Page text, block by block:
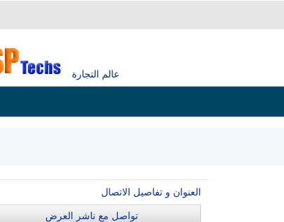
عالم التجارة
العنوان و تفاصيل الاتصال
تواصل مع ناشر العرض